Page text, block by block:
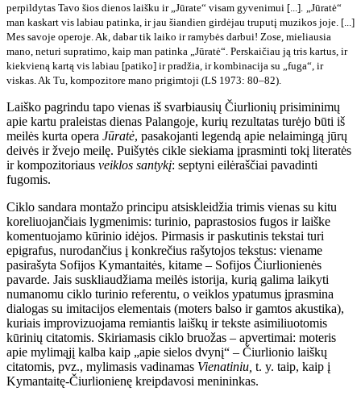
perpildytas Tavo šios dienos laišku ir „Jūrate“ visam gyvenimui [...].
„Jūratė“
man kaskart vis labiau patinka, ir jau šiandien girdėjau truputį muzikos joje. [...]
Mes savoje operoje. Ak, dabar tik laiko ir ramybės darbui! Zose, mieliausia
mano, neturi supratimo, kaip man patinka „Jūratė“. Perskaičiau ją tris kartus, ir
kiekvieną kartą vis labiau [patiko] ir pradžia, ir kombinacija su „fuga“, ir
viskas. Ak Tu, kompozitore mano prigimtoji (LS 1973: 80–82).
Laiško pagrindu tapo vienas iš svarbiausių Čiurlionių prisiminimų
apie kartu praleistas dienas Palangoje, kurių rezultatas turėjo būti iš
meilės kurta opera Jūratė, pasakojanti legendą apie nelaimingą jūrų
deivės ir žvejo meilę. Puišytės cikle siekiama įprasminti tokį literatės
ir kompozitoriaus veiklos santykį: septyni eilėraščiai pavadinti
fugomis.
Ciklo sandara montažo principu atsiskleidžia trimis vienas su kitu
koreliuojančiais lygmenimis: turinio, paprastosios fugos ir laiške
komentuojamo kūrinio idėjos. Pirmasis ir paskutinis tekstai turi
epigrafus, nurodančius į konkrečius rašytojos tekstus: viename
pasirašyta Sofijos Kymantaitės, kitame – Sofijos Čiurlionienės
pavarde. Jais suskliaudžiama meilės istorija, kurią galima laikyti
numanomu ciklo turinio referentu, o veiklos ypatumus įprasmina
dialogas su imitacijos elementais (moters balso ir gamtos akustika),
kuriais improvizuojama remiantis laiškų ir tekste asimiliuotomis
kūrinių citatomis. Skiriamasis ciklo bruožas – apvertimai: moteris
apie mylimąjį kalba kaip „apie sielos dvynį“ – Čiurlionio laiškų
citatomis, pvz., mylimasis vadinamas Vienatiniu, t. y. taip, kaip į
Kymantaitę-Čiurlionienę kreipdavosi menininkas.